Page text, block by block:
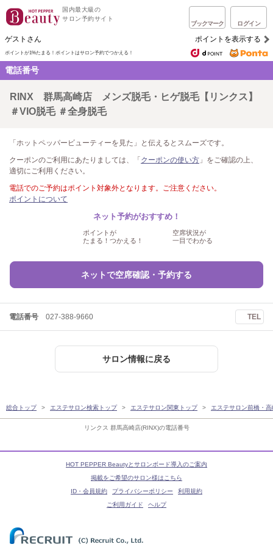
国内最大級の
サロン予約サイト
ブックマーク ログイン
ゲストさん ポイントを表示する
ポイントが1%たまる！ ポイントはサロン予約でつかえる！
電話番号
リンクス 群馬高崎店(RINX)の電話番号
RINX 群馬高崎店 メンズ脱毛・ヒゲ脱毛【リンクス】
＃VIO脱毛 ＃全身脱毛
「ホットペッパービューティーを見た」と伝えるとスムーズです。
クーポンのご利用にあたりましては、「 クーポンの使い方 」をご確認の上、
適切にご利用ください。
電話でのご予約はポイント対象外となります。ご注意ください。
ポイントについて
ネット予約がおすすめ！
ポイントが
たまる！つかえる！
空席状況が
一目でわかる
ネットで空席確認・予約する
電話番号 027-388-9660 TEL
サロン情報に戻る
総合トップ エステサロン検索トップ エステサロン関東トップ エステサロン前橋・
HOT PEPPER Beautyとサロンボード導入のご案内
掲載をご希望のサロン様はこちら
ID・会員規約
プライバシーポリシー
利用規約
ご利用ガイド
ヘルプ